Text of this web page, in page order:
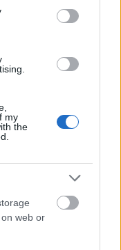
my
the
web or
κωδικούς σου;